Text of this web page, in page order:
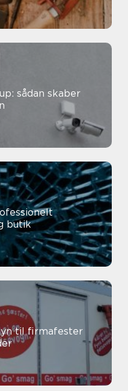
sådan skaber
butik
til firmafester